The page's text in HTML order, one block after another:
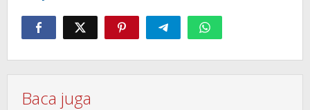
Baca juga